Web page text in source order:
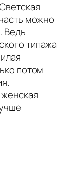
можно
Ведь
типажа
потом